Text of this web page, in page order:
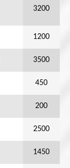
3200
1200
3500
450
200
2500
1450